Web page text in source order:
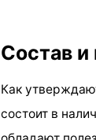
Состав и
Как
состоит в